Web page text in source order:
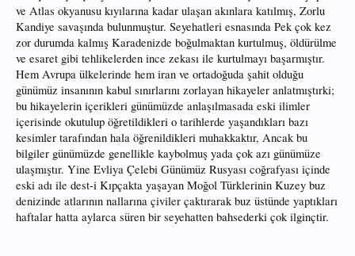
ve Atlas okyanusu kıyılarına kadar ulaşan akınlara katılmış, Zorlu
Kandiye savaşında bulunmuştur. Seyehatleri esnasında Pek çok kez
zor durumda kalmış Karadenizde boğulmaktan kurtulmuş, öldürülme
ve esaret gibi tehlikelerden ince zekası ile kurtulmayı başarmıştır.
Hem Avrupa ülkelerinde hem iran ve ortadoğuda şahit olduğu
günümüz insanının kabul sınırlarını zorlayan hikayeler anlatmıştırki;
bu hikayelerin içerikleri günümüzde anlaşılmasada eski ilimler
içerisinde okutulup öğretildikleri o tarihlerde yaşandıkları bazı
kesimler tarafından hala öğrenildikleri muhakkaktır, Ancak bu
bilgiler günümüzde genellikle kaybolmuş yada çok azı günümüze
ulaşmıştır. Yine Evliya Çelebi Günümüz Rusyası coğrafyası içinde
eski adı ile dest-i Kıpçakta yaşayan Moğol Türklerinin Kuzey buz
denizinde atlarının nallarına çiviler çaktırarak buz üstünde yaptıkları
haftalar hatta aylarca süren bir seyehatten bahsederki çok ilginçtir.